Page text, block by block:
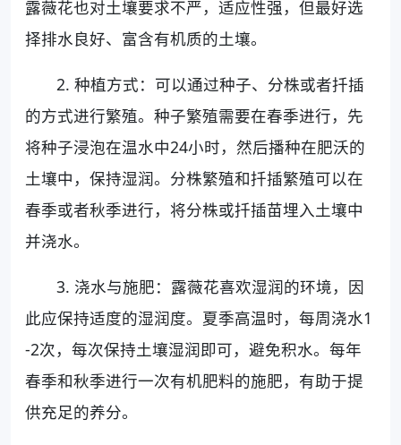
露薇花也对土壤要求不严，适应性强，但最好选
择排水良好、富含有机质的土壤。
2. 种植方式：可以通过种子、分株或者扦插
的方式进行繁殖。种子繁殖需要在春季进行，先
将种子浸泡在温水中24小时，然后播种在肥沃的
土壤中，保持湿润。分株繁殖和扦插繁殖可以在
春季或者秋季进行，将分株或扦插苗埋入土壤中
并浇水。
3. 浇水与施肥：露薇花喜欢湿润的环境，因
此应保持适度的湿润度。夏季高温时，每周浇水1
-2次，每次保持土壤湿润即可，避免积水。每年
春季和秋季进行一次有机肥料的施肥，有助于提
供充足的养分。